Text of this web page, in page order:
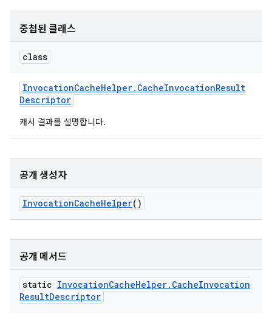
중첩된 클래스
class
InvocationCacheHelper. CacheInvocationResult
Descriptor
캐시 결과를 설명합니다.
공개 생성자
InvocationCacheHelper()
공개 메서드
static InvocationCacheHelper. CacheInvocation
ResultDescriptor